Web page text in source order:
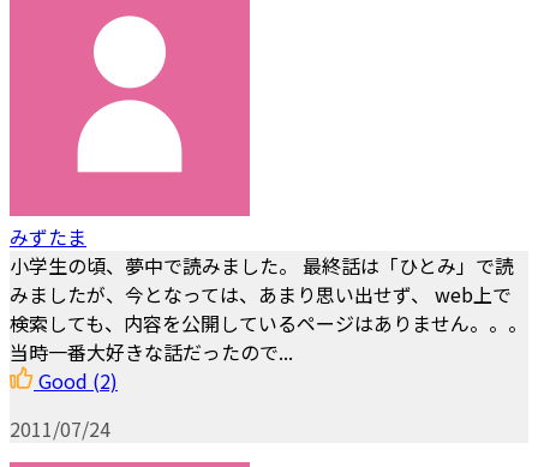
みずたま
小学生の頃、夢中で読みました。 最終話は「ひとみ」で読
みましたが、今となっては、あまり思い出せず、 web上で
検索しても、内容を公開しているページはありません。。。
当時一番大好きな話だったので...
Good (2)
2011/07/24